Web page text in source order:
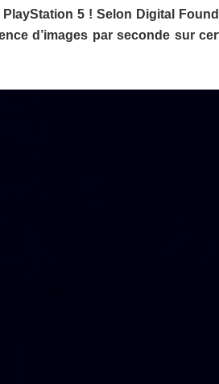
5 ! Selon Digital
d’images par seconde sur